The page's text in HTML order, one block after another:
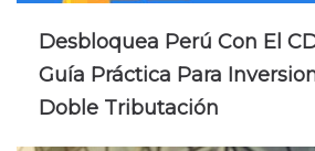
Desbloquea Perú Con El
Guía Práctica Para
Doble Tributación